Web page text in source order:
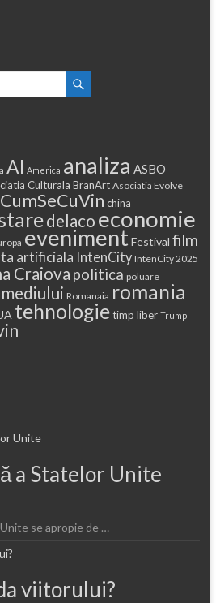
AI America analiza ASBO
Culturala BranArt Asociatia Evolve
china
delaco economie
eveniment Festival film
artificiala IntenCity IntenCity 2025
Craiova politica poluare
Romanaia romania
tehnologie timp liber Trump
a Statelor Unite
se apropie de …
viitorului?